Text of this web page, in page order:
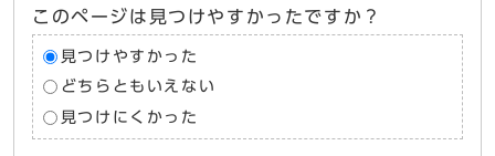
このページは見つけやすかったですか？
見つけやすかった
どちらともいえない
見つけにくかった